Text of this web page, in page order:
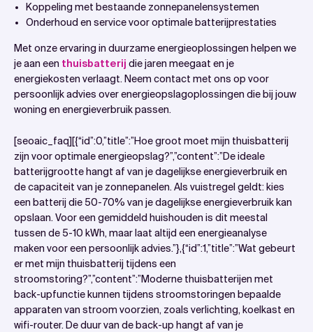
Koppeling met bestaande zonnepanelensystemen
Onderhoud en service voor optimale batterijprestaties
Met onze ervaring in duurzame energieoplossingen helpen we
je aan een thuisbatterij die jaren meegaat en je
energiekosten verlaagt. Neem contact met ons op voor
persoonlijk advies over energieopslagoplossingen die bij jouw
woning en energieverbruik passen.
[seoaic_faq][{“id”:0,”title”:”Hoe groot moet mijn thuisbatterij
zijn voor optimale energieopslag?”,”content”:”De ideale
batterijgrootte hangt af van je dagelijkse energieverbruik en
de capaciteit van je zonnepanelen. Als vuistregel geldt: kies
een batterij die 50-70% van je dagelijkse energieverbruik kan
opslaan. Voor een gemiddeld huishouden is dit meestal
tussen de 5-10 kWh, maar laat altijd een energieanalyse
maken voor een persoonlijk advies.”},{“id”:1,”title”:”Wat gebeurt
er met mijn thuisbatterij tijdens een
stroomstoring?”,”content”:”Moderne thuisbatterijen met
back-upfunctie kunnen tijdens stroomstoringen bepaalde
apparaten van stroom voorzien, zoals verlichting, koelkast en
wifi-router. De duur van de back-up hangt af van je